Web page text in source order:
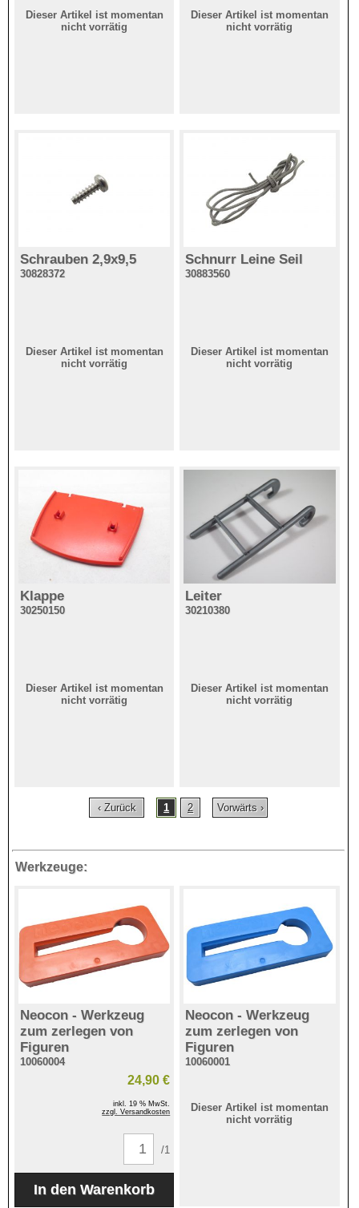
Dieser Artikel ist momentan
nicht vorrätig
Dieser Artikel ist momentan
nicht vorrätig
Schrauben 2,9x9,5
30828372
Dieser Artikel ist momentan
nicht vorrätig
Schnurr Leine Seil
30883560
Dieser Artikel ist momentan
nicht vorrätig
Klappe
30250150
Dieser Artikel ist momentan
nicht vorrätig
Leiter
30210380
Dieser Artikel ist momentan
nicht vorrätig
‹ Zurück 1 2 Vorwärts ›
Werkzeuge:
Neocon - Werkzeug
zum zerlegen von
Figuren
10060004
24,90 €
inkl. 19 % MwSt.
zzgl. Versandkosten
/1
Neocon - Werkzeug
zum zerlegen von
Figuren
10060001
Dieser Artikel ist momentan
nicht vorrätig